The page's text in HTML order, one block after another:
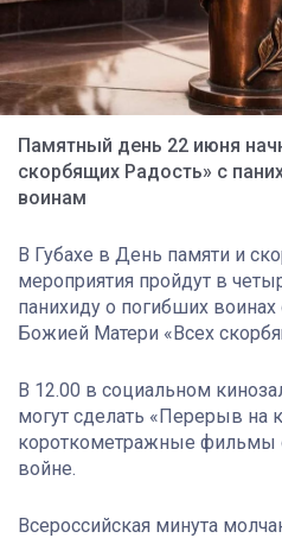
Памятный день 22 июня
скорбящих Радость» с
воинам
В Губахе в День памяти и
мероприятия пройдут в
панихиду о погибших
Божией Матери «Всех
В 12.00 в социальном
могут сделать «Перерыв на
короткометражные фильмы
войне.
Всероссийская минута